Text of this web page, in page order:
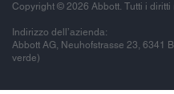
Copyright © 2026 Abbott. Tutti i diritti
Indirizzo dell’azienda:
Abbott AG, Neuhofstrasse 23, 6341
verde)